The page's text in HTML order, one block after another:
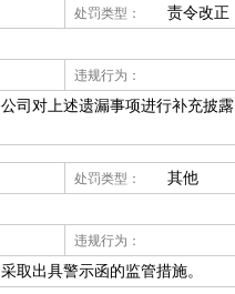
处罚类型： 责令改正
违规行为：
司对上述遗漏事项进行补充披
处罚类型： 其他
违规行为：
取出具警示函的监管措施。